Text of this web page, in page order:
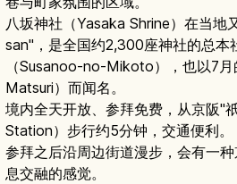
八坂神社（Yasaka Shrine）在当地
san"，是全国约2,300座神社的总本
（Susanoo-no-Mikoto），也以7
Matsuri）而闻名。
境内全天开放、参拜免费，从京阪"
Station）步行约5分钟，交通便利。
参拜之后沿周边街道漫步，会有一
息交融的感觉。